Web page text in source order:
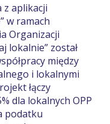
aplikacji
w ramach
Organizacji
lokalnie” został
między
i lokalnymi
łączy
dla lokalnych OPP
podatku